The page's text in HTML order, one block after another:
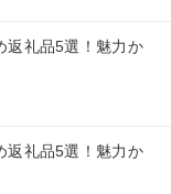
返礼品5選！魅力か
返礼品5選！魅力か